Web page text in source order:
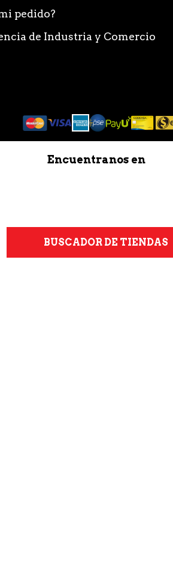
pedido?
de Industria y Comercio
Encuentranos en
BUSCADOR DE TIENDAS